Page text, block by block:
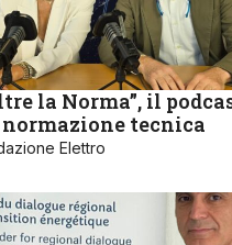
la Norma”, il
tecnica
Elettro